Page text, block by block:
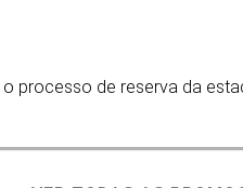
processo de reserva da